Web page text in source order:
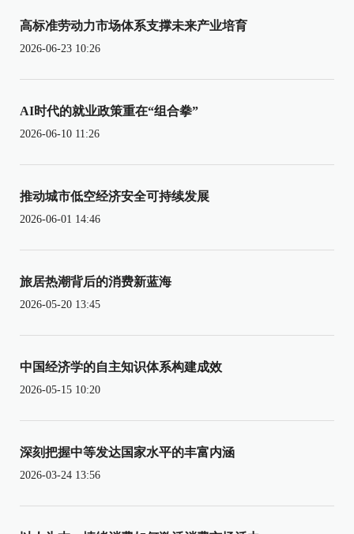
高标准劳动力市场体系支撑未来产业培育
2026-06-23 10:26
AI时代的就业政策重在“组合拳”
2026-06-10 11:26
推动城市低空经济安全可持续发展
2026-06-01 14:46
旅居热潮背后的消费新蓝海
2026-05-20 13:45
中国经济学的自主知识体系构建成效
2026-05-15 10:20
深刻把握中等发达国家水平的丰富内涵
2026-03-24 13:56